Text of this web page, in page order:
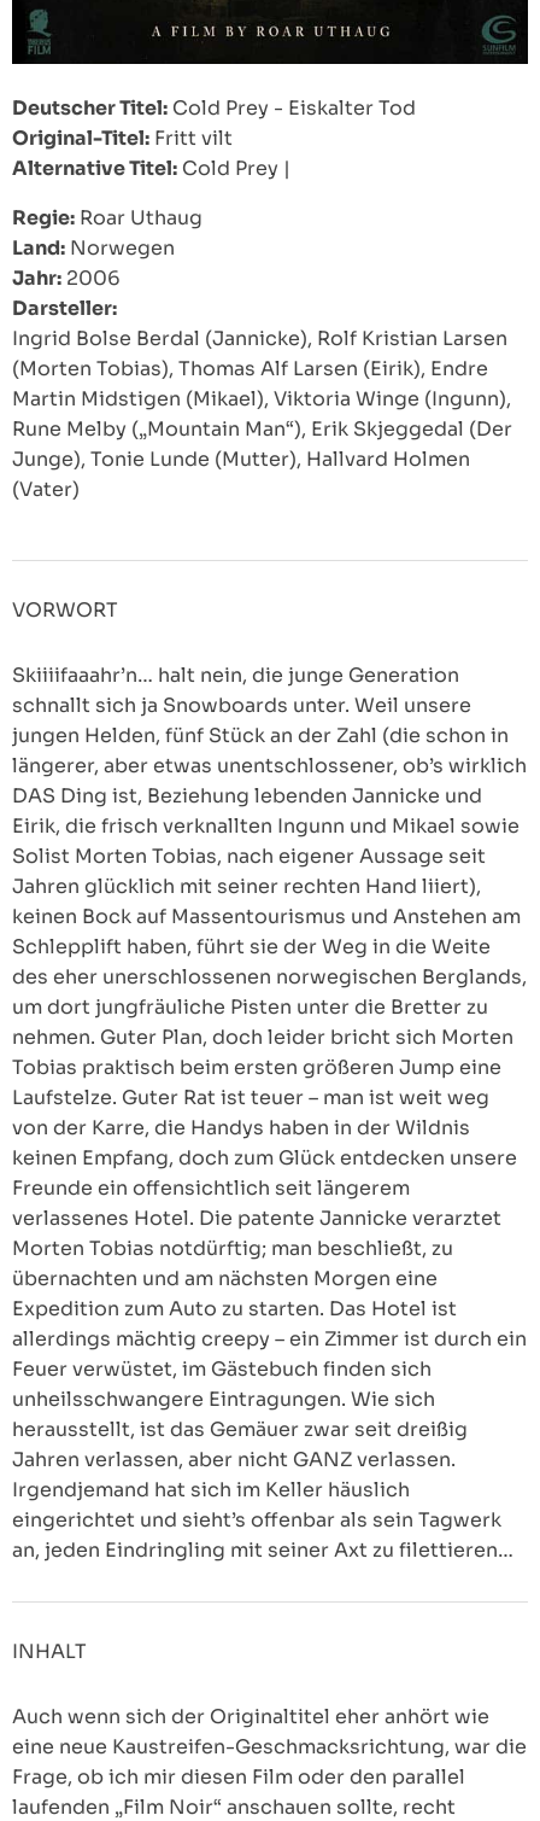
Deutscher Titel: Cold Prey - Eiskalter Tod
Original-Titel: Fritt vilt
Alternative Titel: Cold Prey |
Regie: Roar Uthaug
Land: Norwegen
Jahr: 2006
Darsteller:
Ingrid Bolse Berdal (Jannicke), Rolf Kristian Larsen
(Morten Tobias), Thomas Alf Larsen (Eirik), Endre
Martin Midstigen (Mikael), Viktoria Winge (Ingunn),
Rune Melby („Mountain Man“), Erik Skjeggedal (Der
Junge), Tonie Lunde (Mutter), Hallvard Holmen
(Vater)
VORWORT
Skiiiifaaahr’n… halt nein, die junge Generation
schnallt sich ja Snowboards unter. Weil unsere
jungen Helden, fünf Stück an der Zahl (die schon in
längerer, aber etwas unentschlossener, ob’s wirklich
DAS Ding ist, Beziehung lebenden Jannicke und
Eirik, die frisch verknallten Ingunn und Mikael sowie
Solist Morten Tobias, nach eigener Aussage seit
Jahren glücklich mit seiner rechten Hand liiert),
keinen Bock auf Massentourismus und Anstehen am
Schlepplift haben, führt sie der Weg in die Weite
des eher unerschlossenen norwegischen Berglands,
um dort jungfräuliche Pisten unter die Bretter zu
nehmen. Guter Plan, doch leider bricht sich Morten
Tobias praktisch beim ersten größeren Jump eine
Laufstelze. Guter Rat ist teuer – man ist weit weg
von der Karre, die Handys haben in der Wildnis
keinen Empfang, doch zum Glück entdecken unsere
Freunde ein offensichtlich seit längerem
verlassenes Hotel. Die patente Jannicke verarztet
Morten Tobias notdürftig; man beschließt, zu
übernachten und am nächsten Morgen eine
Expedition zum Auto zu starten. Das Hotel ist
allerdings mächtig creepy – ein Zimmer ist durch ein
Feuer verwüstet, im Gästebuch finden sich
unheilsschwangere Eintragungen. Wie sich
herausstellt, ist das Gemäuer zwar seit dreißig
Jahren verlassen, aber nicht GANZ verlassen.
Irgendjemand hat sich im Keller häuslich
eingerichtet und sieht’s offenbar als sein Tagwerk
an, jeden Eindringling mit seiner Axt zu filettieren…
INHALT
Auch wenn sich der Originaltitel eher anhört wie
eine neue Kaustreifen-Geschmacksrichtung, war die
Frage, ob ich mir diesen Film oder den parallel
laufenden „Film Noir“ anschauen sollte, recht